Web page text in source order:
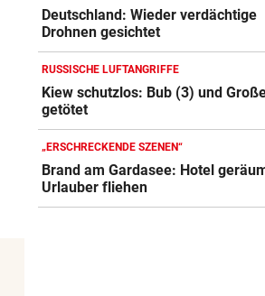
Deutschland: Wieder verdächtige
Drohnen gesichtet
RUSSISCHE LUFTANGRIFFE
Kiew schutzlos: Bub (3) und
getötet
„ERSCHRECKENDE SZENEN“
Brand am Gardasee: Hotel
Urlauber fliehen